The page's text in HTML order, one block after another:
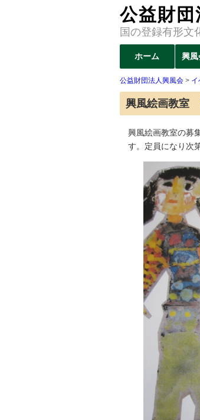
公益財
国の登録有形
メインメニュー
ン
テ
ン
へ
移
ホーム 興
公益財団法人興風会 > イ
興風絵画教室
興風絵画教室の募
す。定員になり次